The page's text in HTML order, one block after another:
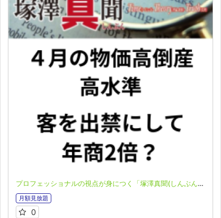
プロフェッショナルの視点が身につく「塚澤真聞(しんぶん)」(2025.5.18)
月額見放題
0